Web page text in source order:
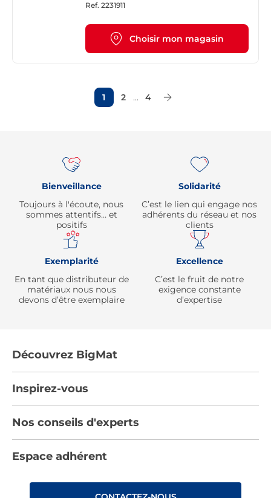
Ref. 2231911
Choisir mon magasin
1 2 ... 4
Bienveillance
Toujours à l'écoute, nous
sommes attentifs… et
positifs
Solidarité
C’est le lien qui engage nos
adhérents du réseau et nos
clients
Exemplarité
En tant que distributeur de
matériaux nous nous
devons d’être exemplaire
Excellence
C’est le fruit de notre
exigence constante
d’expertise
Découvrez BigMat
Devenez adhérent
Les Bâtisseurs du Sport
Inspirez-vous
Nos catalogues
Rencontres
Nos conseils d'experts
Espace adhérent